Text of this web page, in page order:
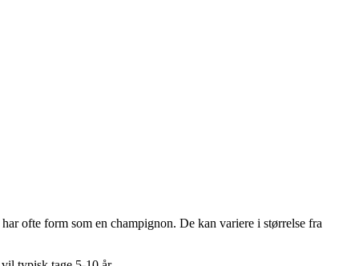
ofte form som en champignon. De kan variere i størrelse fra